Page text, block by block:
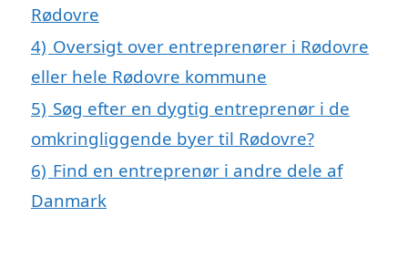
Rødovre
4) Oversigt over entreprenører i Rødovre
eller hele Rødovre kommune
5) Søg efter en dygtig entreprenør i de
omkringliggende byer til Rødovre?
6) Find en entreprenør i andre dele af
Danmark